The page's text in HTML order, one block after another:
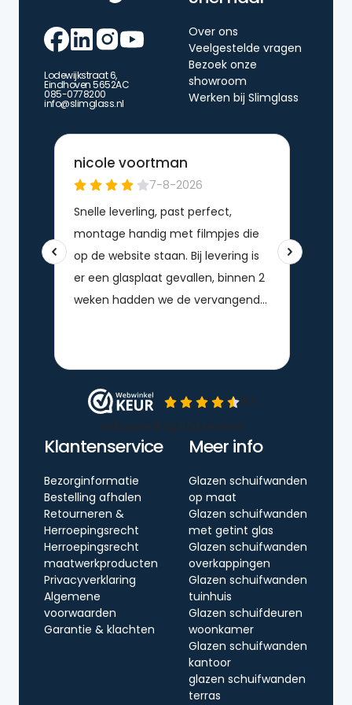
Lodewijkstraat 6,
Eindhoven 5652AC
085-0778200
info@slimglass.nl
Over ons
Veelgestelde vragen
Bezoek onze
showroom
Werken bij Slimglass
Klantenservice
Bezorginformatie
Bestelling afhalen
Retourneren &
Herroepingsrecht
Herroepingsrecht
maatwerkproducten
Privacyverklaring
Algemene
voorwaarden
Garantie & klachten
Meer info
Glazen schuifwanden
op maat
Glazen schuifwanden
met getint glas
Glazen schuifwanden
overkappingen
Glazen schuifwanden
tuinhuis
Glazen schuifdeuren
woonkamer
Glazen schuifwanden
kantoor
glazen schuifwanden
terras